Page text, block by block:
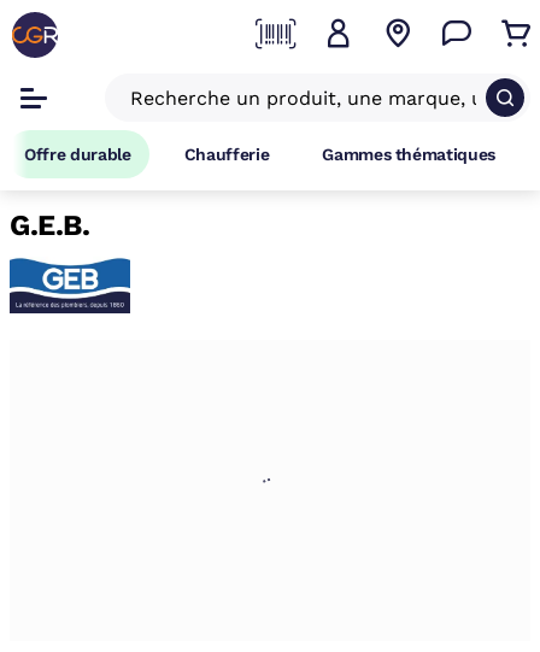
Offre durable Chaufferie Gammes thématiques
G.E.B.